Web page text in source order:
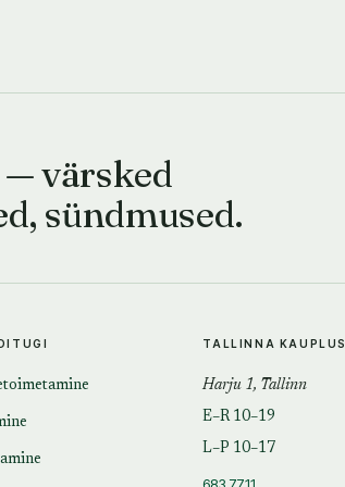
värsked
sündmused.
TALLINNA KAUPLUS
Harju 1, Tallinn
E–R 10–19
L–P 10–17